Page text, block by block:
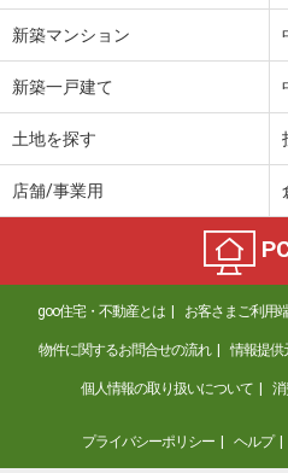
大分県大分市南太平寺２丁目
価 格
4.70万円
大分県
専有面積 28.02m²
大分県大分市南太平寺３丁目
住 所
大分県
専有面積
22.35m²
新築マンション
新築一戸建て
土地を探す
店舗/事業用
goo住宅・不動産とは お客さまご利用
物件に関するお問合せの流れ 情報提供
個人情報の取り扱いについて
プライバシーポリシー ヘルプ